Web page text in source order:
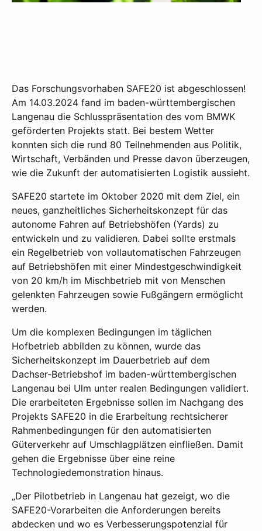
Das Forschungsvorhaben SAFE20 ist abgeschlossen!
Am 14.03.2024 fand im baden-württembergischen
Langenau die Schlusspräsentation des vom BMWK
geförderten Projekts statt. Bei bestem Wetter
konnten sich die rund 80 Teilnehmenden aus Politik,
Wirtschaft, Verbänden und Presse davon überzeugen,
wie die Zukunft der automatisierten Logistik aussieht.
SAFE20 startete im Oktober 2020 mit dem Ziel, ein
neues, ganzheitliches Sicherheitskonzept für das
autonome Fahren auf Betriebshöfen (Yards) zu
entwickeln und zu validie­ren. Dabei sollte erstmals
ein Regelbetrieb von vollautomatischen Fahrzeugen
auf Betriebs­höfen mit einer Mindestgeschwindigkeit
von 20 km/h im Mischbetrieb mit von Menschen
gelenkten Fahrzeugen sowie Fußgängern ermöglicht
werden.
Um die komplexen Bedingungen im täglichen
Hofbetrieb abbilden zu können, wurde das
Sicherheitskonzept im Dauerbetrieb auf dem
Dachser-Betriebshof im baden-württembergischen
Langenau bei Ulm unter realen Bedingungen validiert.
Die erarbeiteten Ergebnisse sollen im Nachgang des
Projekts SAFE20 in die Erarbeitung rechtsicherer
Rahmenbedingungen für den automatisierten
Güterverkehr auf Umschlagplätzen einfließen. Damit
gehen die Ergebnisse über eine reine
Technologiedemonstration hinaus.
„Der Pilotbetrieb in Langenau hat gezeigt, wo die
SAFE20-Vorarbeiten die Anforderungen bereits
abdecken und wo es Verbesserungspotenzial für